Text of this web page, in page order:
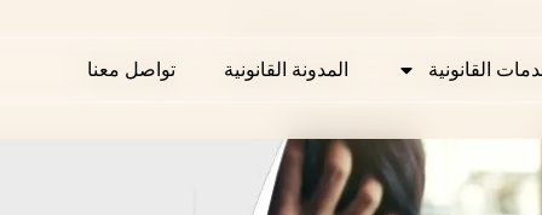
القانونية المدونة القانونية تواصل معنا القانونية المدونة القانونية تواصل معنا